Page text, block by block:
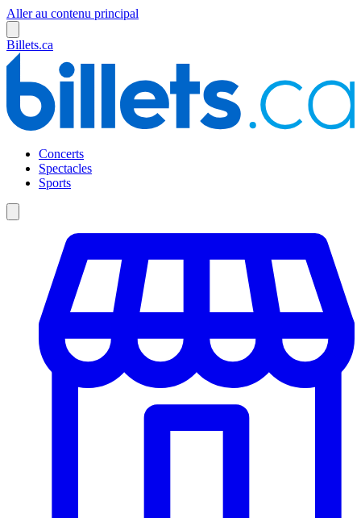
Aller au contenu principal
Billets.ca
Concerts
Spectacles
Sports